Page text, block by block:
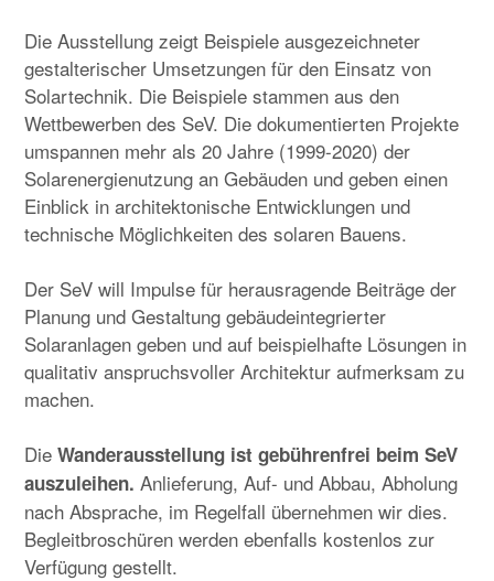
Die Ausstellung zeigt Beispiele ausgezeichneter
gestalterischer Umsetzungen für den Einsatz von
Solartechnik. Die Beispiele stammen aus den
Wettbewerben des SeV. Die dokumentierten Projekte
umspannen mehr als 20 Jahre (1999-2020) der
Solarenergienutzung an Gebäuden und geben einen
Einblick in architektonische Entwicklungen und
technische Möglichkeiten des solaren Bauens.
Der SeV will Impulse für herausragende Beiträge der
Planung und Gestaltung gebäudeintegrierter
Solaranlagen geben und auf beispielhafte Lösungen in
qualitativ anspruchsvoller Architektur aufmerksam zu
machen.
DieWanderausstellung ist gebührenfrei beim SeV
auszuleihen. Anlieferung, Auf- und Abbau, Abholung
nach Absprache, im Regelfall übernehmen wir dies.
Begleitbroschüren werden ebenfalls kostenlos zur
Verfügung gestellt.